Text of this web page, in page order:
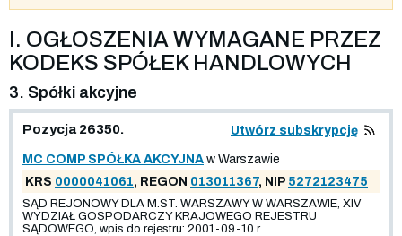
I. OGŁOSZENIA WYMAGANE PRZEZ
KODEKS SPÓŁEK HANDLOWYCH
3. Spółki akcyjne
Pozycja 26350. Utwórz subskrypcję
MC COMP SPÓŁKA AKCYJNA w Warszawie
KRS 0000041061, REGON 013011367, NIP 5272123475
SĄD REJONOWY DLA M.ST. WARSZAWY W WARSZAWIE, XIV
WYDZIAŁ GOSPODARCZY KRAJOWEGO REJESTRU
SĄDOWEGO, wpis do rejestru: 2001-09-10 r.